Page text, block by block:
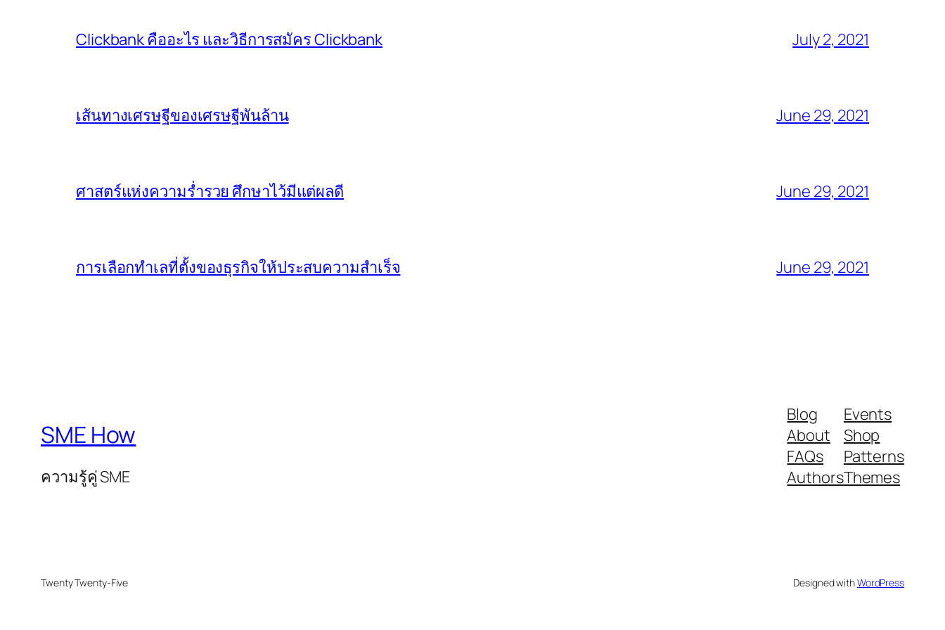
Clickbank คืออะไร และวิธีการสมัคร Clickbank July 2, 2021
เส้นทางเศรษฐีของเศรษฐีพันล้าน June 29, 2021
ศาสตร์แห่งความร่ำรวย ศึกษาไว้มีแต่ผลดี June 29, 2021
การเลือกทำเลที่ตั้งของธุรกิจให้ประสบความสำเร็จ June 29, 2021
SME How
ความรู้คู่ SME
Blog
About
FAQs
Authors
Events
Shop
Patterns
Themes
Twenty Twenty-Five Designed withWordPress